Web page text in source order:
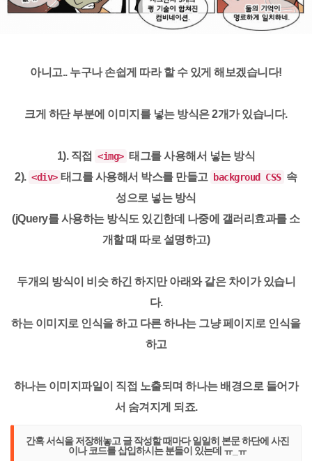
아니고.. 누구나 손쉽게 따라 할 수 있게 해보겠습니다!
크게 하단 부분에 이미지를 넣는 방식은 2개가 있습니다.
1).직접 <img> 태그를 사용해서 넣는 방식
2). <div> 태그를 사용해서 박스를 만들고 backgroud CSS 속
성으로 넣는 방식
(jQuery를 사용하는 방식도 있긴한데 나중에 갤러리효과를 소
개할 때 따로 설명하고)
두개의 방식이 비슷하긴 하지만 아래와 같은 차이가 있습니
다.
하는 이미지로 인식을 하고 다른 하나는 그냥 페이지로 인식을
하고
하나는 이미지파일이 직접 노출되며 하나는 배경으로 들어가
서 숨겨지게 되죠.
간혹 서식을 저장해놓고 글 작성할 때마다일일히 본문 하단에 사진
이나 코드를 삽입하시는 분들이 있는데 ㅠ_ㅠ